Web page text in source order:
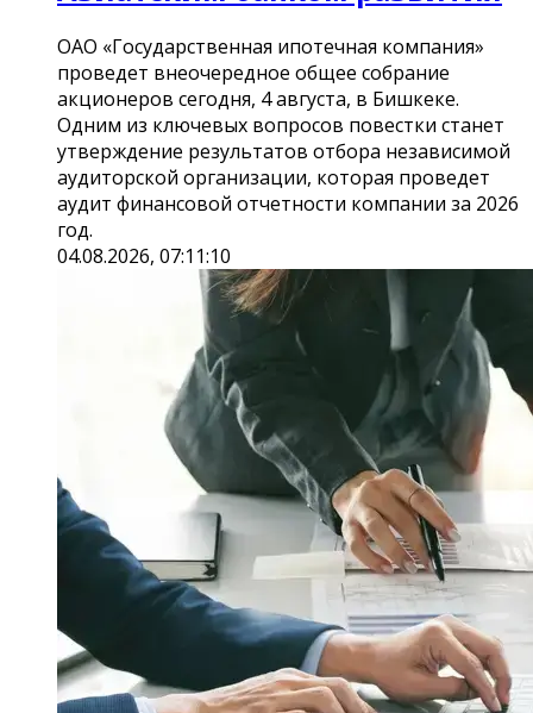
ОАО «Государственная ипотечная компания»
проведет внеочередное общее собрание
акционеров сегодня, 4 августа, в Бишкеке.
Одним из ключевых вопросов повестки станет
утверждение результатов отбора независимой
аудиторской организации, которая проведет
аудит финансовой отчетности компании за 2026
год.
04.08.2026, 07:11:10